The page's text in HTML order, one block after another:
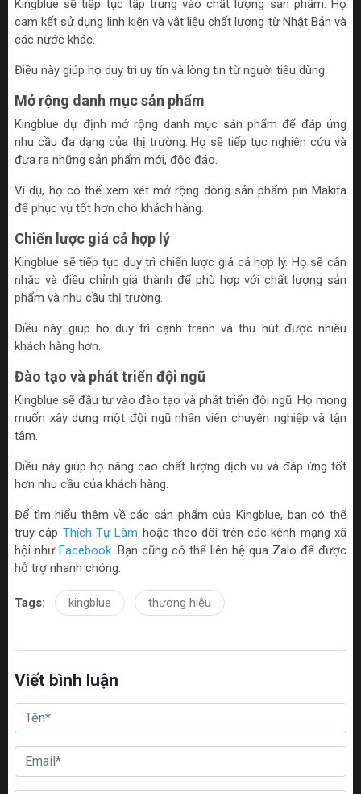
Kingblue sẽ tiếp tục tập trung vào chất lượng sản phẩm. Họ
cam kết sử dụng linh kiện và vật liệu chất lượng từ Nhật Bản và
các nước khác.
Điều này giúp họ duy trì uy tín và lòng tin từ người tiêu dùng.
Mở rộng danh mục sản phẩm
Kingblue dự định mở rộng danh mục sản phẩm để đáp ứng
nhu cầu đa dạng của thị trường. Họ sẽ tiếp tục nghiên cứu và
đưa ra những sản phẩm mới, độc đáo.
Ví dụ, họ có thể xem xét mở rộng dòng sản phẩm pin Makita
để phục vụ tốt hơn cho khách hàng.
Chiến lược giá cả hợp lý
Kingblue sẽ tiếp tục duy trì chiến lược giá cả hợp lý. Họ sẽ cân
nhắc và điều chỉnh giá thành để phù hợp với chất lượng sản
phẩm và nhu cầu thị trường.
Điều này giúp họ duy trì cạnh tranh và thu hút được nhiều
khách hàng hơn.
Đào tạo và phát triển đội ngũ
Kingblue sẽ đầu tư vào đào tạo và phát triển đội ngũ. Họ mong
muốn xây dựng một đội ngũ nhân viên chuyên nghiệp và tận
tâm.
Điều này giúp họ nâng cao chất lượng dịch vụ và đáp ứng tốt
hơn nhu cầu của khách hàng.
Để tìm hiểu thêm về các sản phẩm của Kingblue, bạn có thể
truy cập Thích Tự Làm hoặc theo dõi trên các kênh mạng xã
hội như Facebook . Bạn cũng có thể liên hệ qua Zalo để được
hỗ trợ nhanh chóng.
Tags: kingblue thương hiệu
Viết bình luận